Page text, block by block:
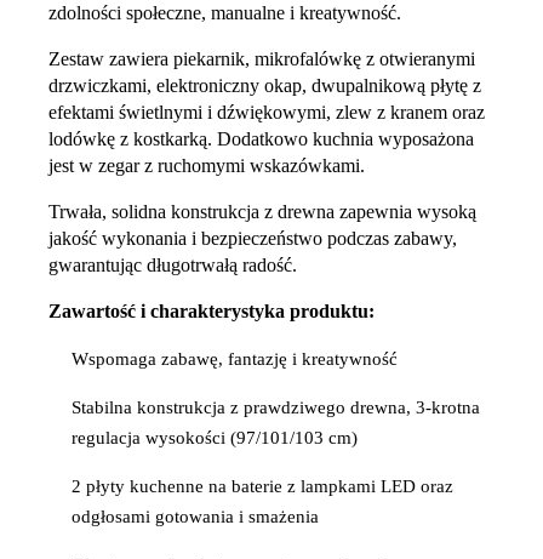
zdolności społeczne, manualne i kreatywność.
Zestaw zawiera piekarnik, mikrofalówkę z otwieranymi
drzwiczkami, elektroniczny okap, dwupalnikową płytę z
efektami świetlnymi i dźwiękowymi, zlew z kranem oraz
lodówkę z kostkarką. Dodatkowo kuchnia wyposażona
jest w zegar z ruchomymi wskazówkami.
Trwała, solidna konstrukcja z drewna zapewnia wysoką
jakość wykonania i bezpieczeństwo podczas zabawy,
gwarantując długotrwałą radość.
Zawartość i charakterystyka produktu:
Wspomaga zabawę, fantazję i kreatywność
Stabilna konstrukcja z prawdziwego drewna, 3-krotna
regulacja wysokości (97/101/103 cm)
2 płyty kuchenne na baterie z lampkami LED oraz
odgłosami gotowania i smażenia